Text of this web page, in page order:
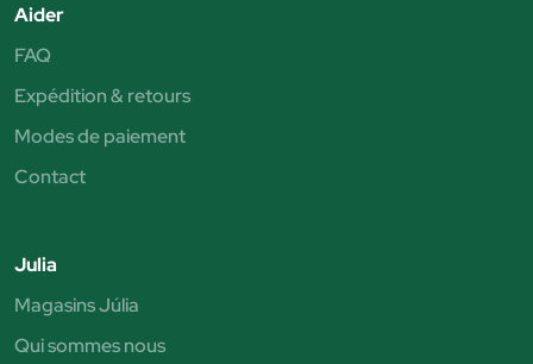
Aider
FAQ
Expédition & retours
Modes de paiement
Contact
Julia
Magasins Júlia
Qui sommes nous